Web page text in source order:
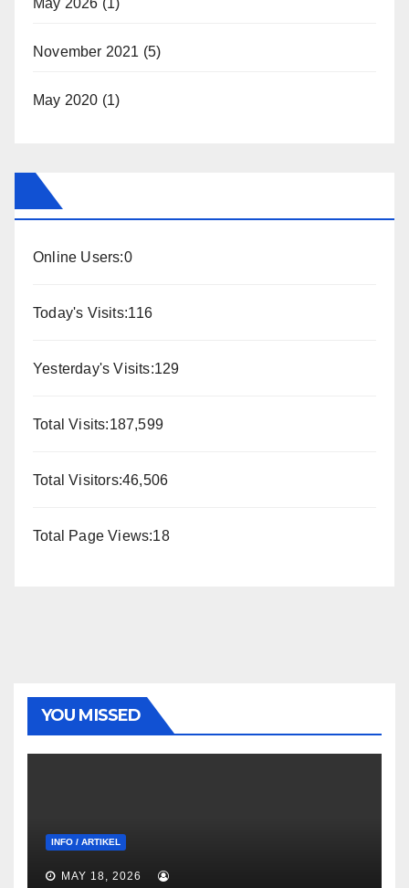
November 2021 (5)
May 2020 (1)
Online Users:0
Today's Visits:116
Yesterday's Visits:129
Total Visits:187,599
Total Visitors:46,506
Total Page Views:18
YOU MISSED
INFO / ARTIKEL
MAY 18, 2026